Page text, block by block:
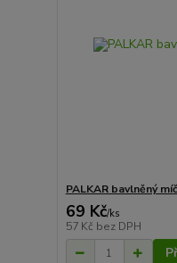
PALKAR bavlněný
69 Kč/ks
57 Kč bez DPH